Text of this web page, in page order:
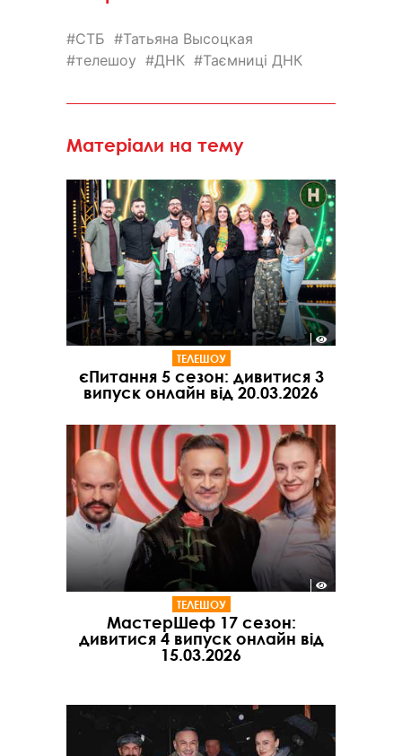
СТБ
Татьяна Высоцкая
телешоу
ДНК Таємниці ДНК
Матеріали на тему
ТЕЛЕШОУ
єПитання 5 сезон: дивитися 3
випуск онлайн від 20.03.2026
ТЕЛЕШОУ
МастерШеф 17 сезон:
дивитися 4 випуск онлайн від
15.03.2026